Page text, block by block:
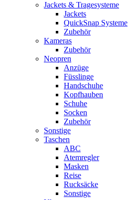
Jackets & Tragesysteme
Jackets
QuickSnap Systeme
Zubehör
Kameras
Zubehör
Neopren
Anzüge
Füsslinge
Handschuhe
Kopfhauben
Schuhe
Socken
Zubehör
Sonstige
Taschen
ABC
Atemregler
Masken
Reise
Rucksäcke
Sonstige